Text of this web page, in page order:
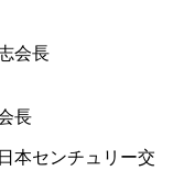
長
本センチュリー交